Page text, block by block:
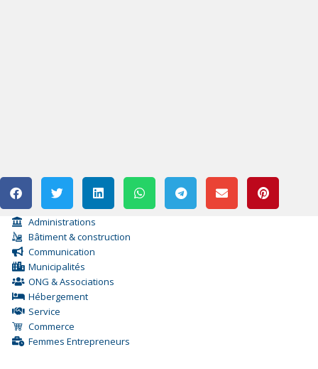
Administrations
Bâtiment & construction
Communication
Municipalités
ONG & Associations
Hébergement
Service
Commerce
Femmes Entrepreneurs